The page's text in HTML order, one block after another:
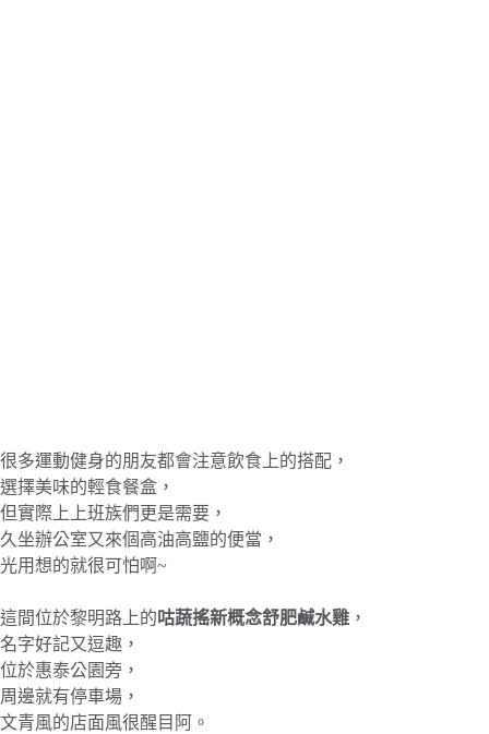
很多運動健身的朋友都會注意飲食上的搭配，
選擇美味的輕食餐盒，
但實際上上班族們更是需要，
久坐辦公室又來個高油高鹽的便當，
光用想的就很可怕啊~
這間位於黎明路上的 咕蔬搖新概念舒肥鹹水雞 ，
名字好記又逗趣，
位於惠泰公園旁，
周邊就有停車場，
文青風的店面風很醒目阿。